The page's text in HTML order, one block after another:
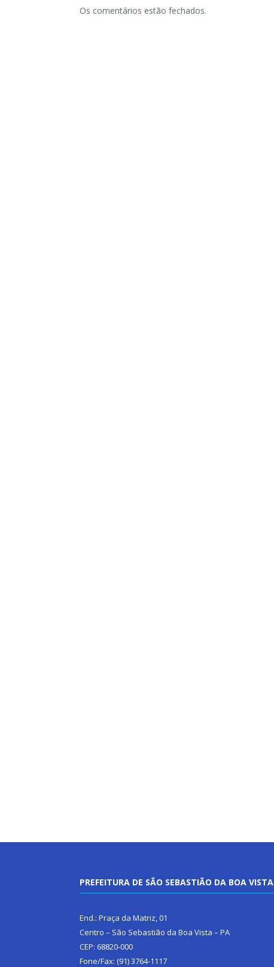
Os comentários estão fechados.
PREFEITURA DE SÃO SEBASTIÃO DA BOA VISTA
End.: Praça da Matriz, 01
Centro – São Sebastião da Boa Vista – PA
CEP: 68820-000
Fone/Fax: (91) 3764-1117